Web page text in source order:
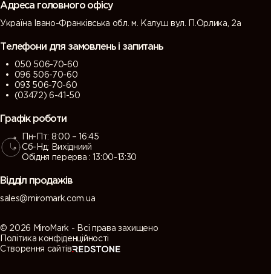
Адреса головного офісу
Україна Івано-Франківська обл. м. Калуш вул. П.Орлика, 2а
Телефони для замовлень і запитань
050 506-70-60
096 506-70-60
093 506-70-60
(03472) 6-41-50
Графік роботи
Пн-Пт: 8:00 – 16:45
Сб-Нд: Вихідниий
Обідня перерва : 13:00-13:30
Відділ продажів
sales@miromark.com.ua
© 2026 MiroMark - Всі права захищено
Політика конфіденційності
Створення сайтів